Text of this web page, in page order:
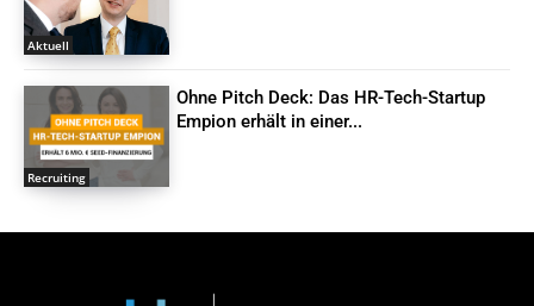
Aktuell
Recruiting
Ohne Pitch Deck: Das HR-Tech-Startup
Empion erhält in einer...